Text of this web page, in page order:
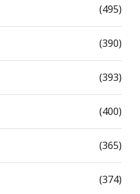
(495)
(390)
(393)
(400)
(365)
(374)